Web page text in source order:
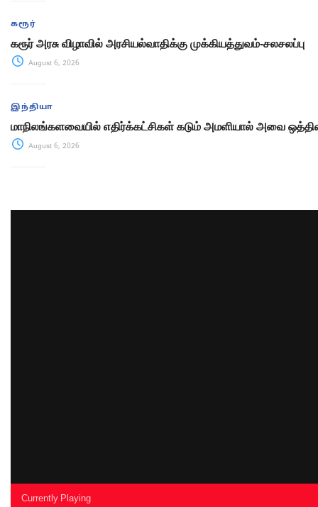
கரூர்
கரூர் அரசு விழாவில் அரசியல்வாதிக்கு முக்கியத்துவம்-சலசலப்பு
August 6, 2026
இந்தியா
மாநிலங்களவையில் எதிர்க்கட்சிகள் கடும் அமளியால் அவை
August 6, 2026
Currently Playing